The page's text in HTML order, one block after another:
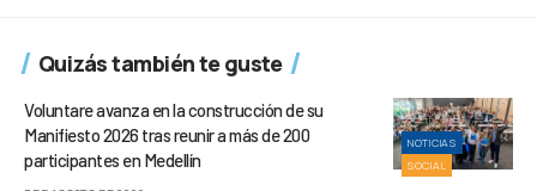
Quizás también te guste
NOTICIAS
SOCIAL
Voluntare avanza en la construcción de su
Manifiesto 2026 tras reunir a más de 200
participantes en Medellín